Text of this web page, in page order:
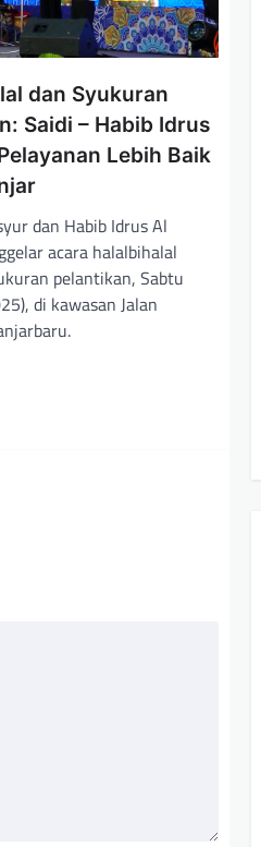
dan Syukuran
Saidi – Habib Idrus
Lebih Baik
dan Habib Idrus Al
acara halalbihalal
pelantikan, Sabtu
di kawasan Jalan